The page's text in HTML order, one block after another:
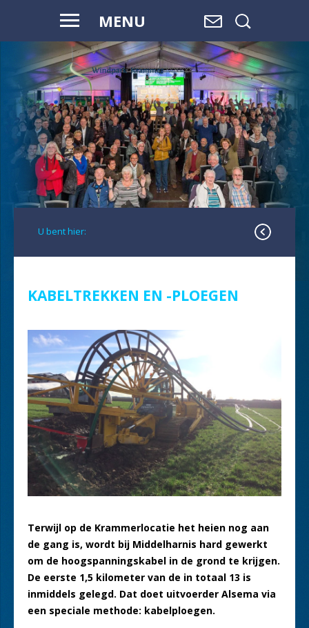
MENU
VOOR HAAR
EN ONZE
TOEKOMST
U bent hier:
KABELTREKKEN EN -PLOEGEN
Terwijl op de Krammerlocatie het heien nog aan
de gang is, wordt bij Middelharnis hard gewerkt
om de hoogspanningskabel in de grond te krijgen.
De eerste 1,5 kilometer van de in totaal 13 is
inmiddels gelegd. Dat doet uitvoerder Alsema via
een speciale methode: kabelploegen.